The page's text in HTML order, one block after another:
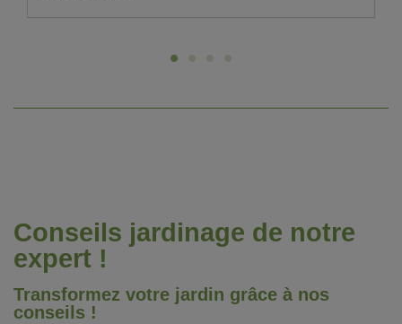
Conseils jardinage de notre
expert !
Transformez votre jardin grâce à nos
conseils !